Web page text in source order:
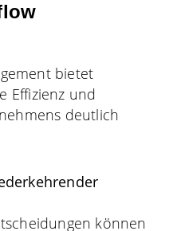
bietet
Effizienz und
deutlich
können